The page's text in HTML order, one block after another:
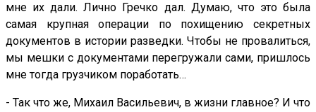
мне их дали. Лично Гречко дал. Думаю, что это была
самая крупная операции по похищению секретных
документов в истории разведки. Чтобы не провалиться,
мы мешки с документами перегружали сами, пришлось
мне тогда грузчиком поработать…
- Так что же, Михаил Васильевич, в жизни главное? И что